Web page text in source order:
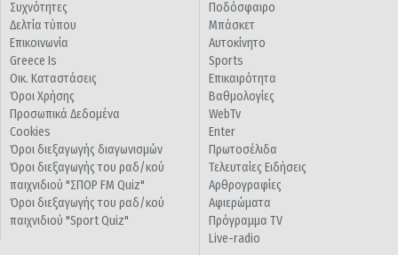
Συχνότητες
Δελτία τύπου
Επικοινωνία
Greece Is
Οικ. Καταστάσεις
Όροι Χρήσης
Προσωπικά Δεδομένα
Cookies
Όροι διεξαγωγής διαγωνισμών
Όροι διεξαγωγής του ραδ/κού
παιχνιδιού "ΣΠΟΡ FM Quiz"
Όροι διεξαγωγής του ραδ/κού
παιχνιδιού "Sport Quiz"
Ποδόσφαιρο
Μπάσκετ
Αυτοκίνητο
Sports
Επικαιρότητα
Βαθμολογίες
WebTv
Enter
Πρωτοσέλιδα
Τελευταίες Ειδήσεις
Αρθρογραφίες
Αφιερώματα
Πρόγραμμα TV
Live-radio